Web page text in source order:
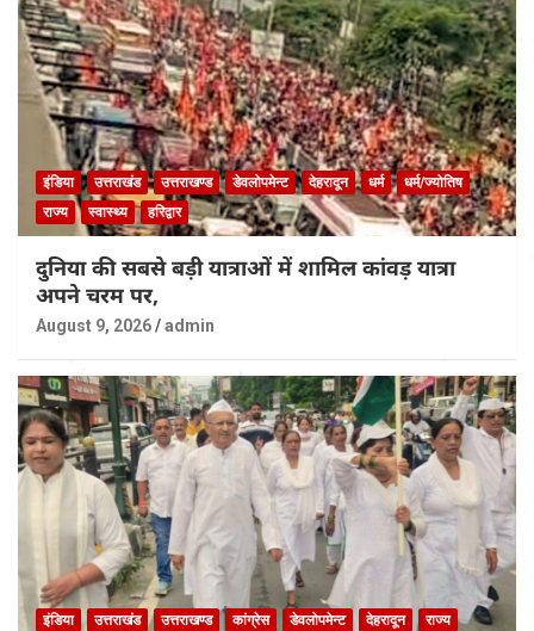
इंडिया उत्तराखंड उत्तराखण्ड डेवलोपमेन्ट देहरादून धर्म
धर्म/ज्योतिष
राज्य
स्वास्थ्य हरिद्वार
दुनिया की सबसे बड़ी यात्राओं में शामिल कांवड़ यात्रा
अपने चरम पर,
August 9, 2026 admin
इंडिया उत्तराखंड उत्तराखण्ड कांग्रेस डेवलोपमेन्ट देहरादून
राज्य